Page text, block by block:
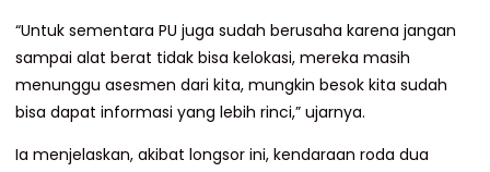
“Untuk sementara PU juga sudah berusaha karena jangan
sampai alat berat tidak bisa kelokasi, mereka masih
menunggu asesmen dari kita, mungkin besok kita sudah
bisa dapat informasi yang lebih rinci,” ujarnya.
Ia menjelaskan, akibat longsor ini, kendaraan roda dua